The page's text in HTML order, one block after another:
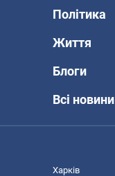
Політика
Життя
Блоги
Всі новини
Харків